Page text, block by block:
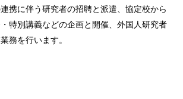
携に伴う研究者の招聘と派遣、協定校から
特別講義などの企画と開催、外国人研究者
務を行います。